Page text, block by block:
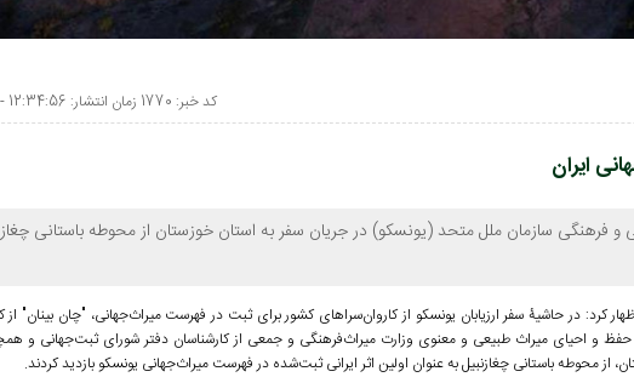
کد خبر: 1770 زمان انتشار: 12:34:56 - 1400/08/01
ایران
و فرهنگی سازمان ملل متحد (یونسکو) در جریان سفر به استان خوزستان از محوطه باستانی
کرد: در حاشیۀ سفر ارزیابان یونسکو از کاروان‌سرا‌های کشور برای ثبت در فهرست میراث‌جهانی، "چان بینان" از
حفظ و احیای میراث طبیعی و معنوی وزارت میراث‌فرهنگی و جمعی از کارشناسان دفتر شورای ثبت‌جهانی و